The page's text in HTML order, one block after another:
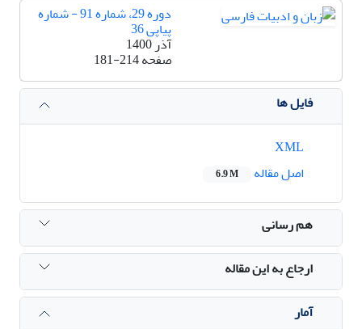
دوره 29، شماره 91 - شماره
پیاپی 36
آذر 1400
صفحه181-214
فایل ها
اصل مقاله
6.9 M
هم رسانی
ارجاع به این مقاله
آمار